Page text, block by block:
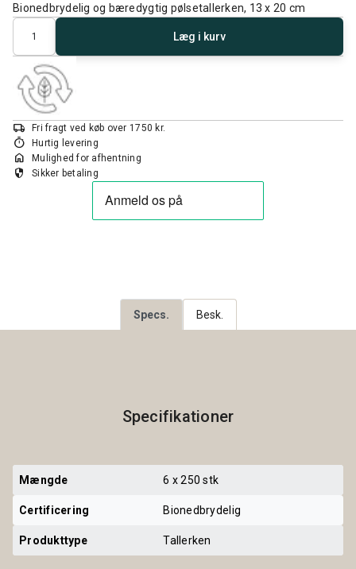
Bionedbrydelig og bæredygtig pølsetallerken, 13 x 20 cm
Antal
Læg i kurv
local_shipping Fri fragt ved køb over 1750 kr.
timer Hurtig levering
home Mulighed for afhentning
security Sikker betaling
Specs. Besk.
Specifikationer
Mængde 6 x 250 stk
Certificering Bionedbrydelig
Produkttype Tallerken